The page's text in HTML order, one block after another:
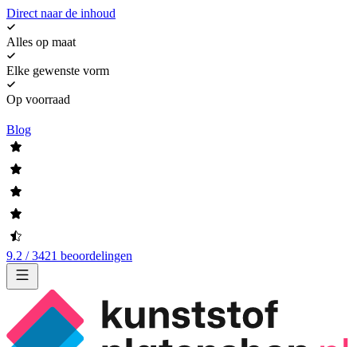
Direct naar de inhoud
Alles op maat
Elke gewenste vorm
Op voorraad
Blog
9.2 / 3421 beoordelingen